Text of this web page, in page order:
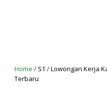
Home / S1 /Lowongan Kerja
Terbaru